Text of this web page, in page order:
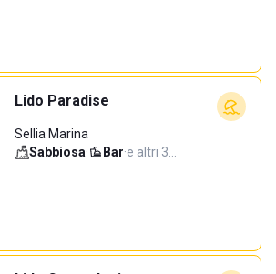
Lido Paradise
Sellia Marina
Sabbiosa· Bar·e altri 3…